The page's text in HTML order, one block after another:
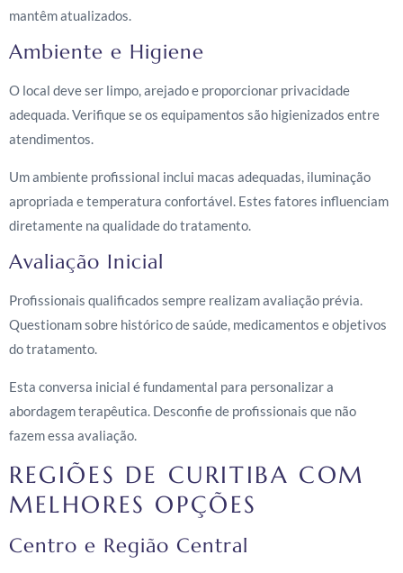
mantêm atualizados.
Ambiente e Higiene
O local deve ser limpo, arejado e proporcionar privacidade
adequada. Verifique se os equipamentos são higienizados entre
atendimentos.
Um ambiente profissional inclui macas adequadas, iluminação
apropriada e temperatura confortável. Estes fatores influenciam
diretamente na qualidade do tratamento.
Avaliação Inicial
Profissionais qualificados sempre realizam avaliação prévia.
Questionam sobre histórico de saúde, medicamentos e objetivos
do tratamento.
Esta conversa inicial é fundamental para personalizar a
abordagem terapêutica. Desconfie de profissionais que não
fazem essa avaliação.
REGIÕES DE CURITIBA COM
MELHORES OPÇÕES
Centro e Região Central